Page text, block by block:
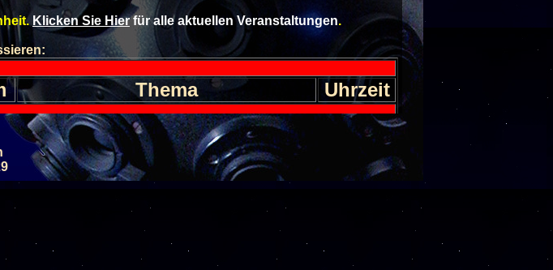
Klicken Sie Hierfür alle aktuellen Veranstaltungen.
Thema Uhrzeit
Faszinierende Nebel im Weltall
(ab 8 J.) Einlass 17 30
Riesen im All: Eine Reise zu den Gasplaneten
(ab 8 J.) Einlass 1730
Galaxien - Sterneninseln im All
(ab 8 J.)
Allgemeine Führung - Sternhimmel im